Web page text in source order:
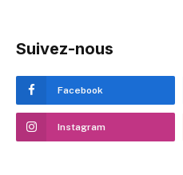
Suivez-nous
Facebook
Instagram